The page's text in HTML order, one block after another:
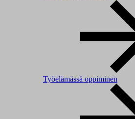
Työelämässä oppiminen